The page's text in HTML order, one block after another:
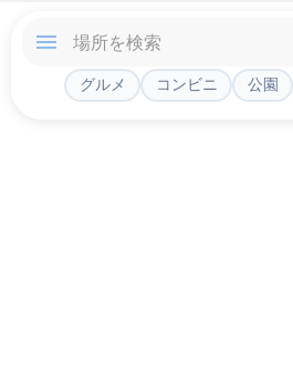
グルメ コンビニ 公園